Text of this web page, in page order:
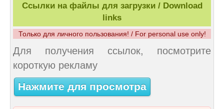
Ссылки на файлы для загрузки / Download
links
Только для личного пользования! / For personal use only!
Для получения ссылок, посмотрите
короткую рекламу
Нажмите для просмотра